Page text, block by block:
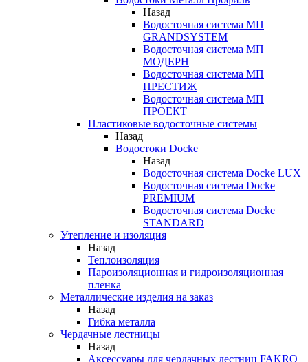
Назад
Водосточная система МП
GRANDSYSTEM
Водосточная система МП
МОДЕРН
Водосточная система МП
ПРЕСТИЖ
Водосточная система МП
ПРОЕКТ
Пластиковые водосточные системы
Назад
Водостоки Docke
Назад
Водосточная система Docke LUX
Водосточная система Docke
PREMIUM
Водосточная система Docke
STANDARD
Утепление и изоляция
Назад
Теплоизоляция
Пароизоляционная и гидроизоляционная
пленка
Металлические изделия на заказ
Назад
Гибка металла
Чердачные лестницы
Назад
Аксессуары для чердачных лестниц FAKRO